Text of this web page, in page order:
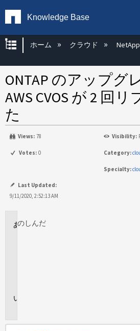
Knowledge Base
グローバル階層を展
ホーム クラウド
ONTAP のアップグ
AWS CVOS が 2 回
た
Views: 78 Visibility:
Votes: 0 Category:
Specialty:
Last Updated:
9/11/2020, 2:52:13 AM
に
のしんだ